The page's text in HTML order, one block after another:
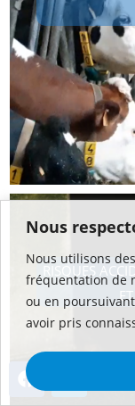
Nous
Nous utilisons
fréquentation de
ou en
avoir pris
RISQUES